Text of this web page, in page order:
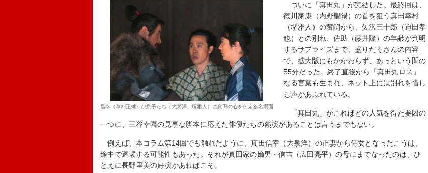
昌幸（草刈正雄）が息子たち（大泉洋、堺雅人）に真田の心を伝える名場面
ついに「真田丸」が完結した。最終回は、
徳川家康（内野聖陽）の首を狙う真田幸村
（堺雅人）の奮闘から、矢沢三十郎（迫田孝
也）との別れ、佐助（藤井隆）の年齢が判明
するサプライズまで、盛りだくさんの内容
で、拡大版にもかかわらず、あっという間の
55分だった。終了直後から「真田丸ロス」
なる言葉も生まれ、ネット上には別れを惜し
む声があふれている。
「真田丸」がこれほどの人気を得た要因の
一つに、三谷幸喜の見事な脚本に応えた俳優たちの熱演があることは言うまでもない。
例えば、本コラム第14回でも触れたように、真田信幸（大泉洋）の正妻から侍女となったこうは、
途中で退場する可能性もあった。それが真田家の嫡男・信吉（広田亮平）の母にまでなったのは、ひ
とえに長野里美の好演があればこそ。